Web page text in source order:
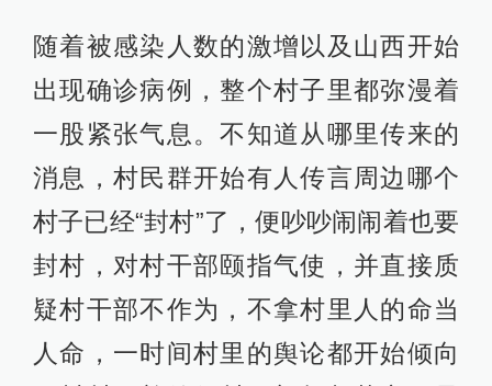
随着被感染人数的激增以及山西开始
出现确诊病例，整个村子里都弥漫着
一股紧张气息。不知道从哪里传来的
消息，村民群开始有人传言周边哪个
村子已经“封村”了，便吵吵闹闹着也要
封村，对村干部颐指气使，并直接质
疑村干部不作为，不拿村里人的命当
人命，一时间村里的舆论都开始倾向